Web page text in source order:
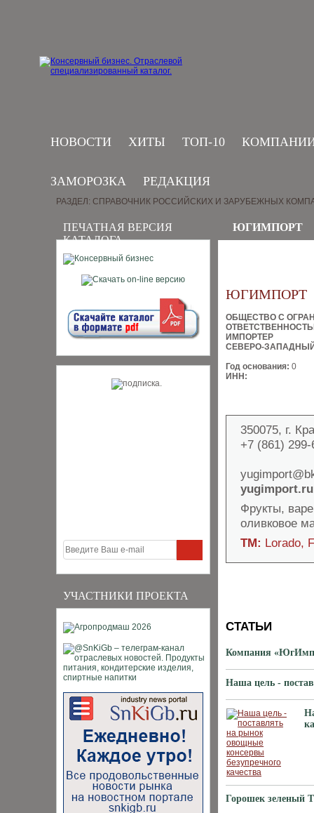
НОВОСТИ ХИТЫ ТОП-10
ЗАМОРОЗКА РЕДАКЦИЯ
ПЕЧАТНАЯ ВЕРСИЯ
КАТАЛОГА
УЧАСТНИКИ ПРОЕКТА
РАЗДЕЛ: СПРАВОЧНИК РОССИЙСКИХ И ЗАРУБЕЖНЫХ
ЮГИМПОРТ
ЮГИМПОРТ
ОБЩЕСТВО С
ИМПОРТЕР
СЕВЕРО-
Год основания: 0
ИНН:
350075, г.
+7 (861)
yugimport.ru
Фрукты,
оливковое
ТМ: Lorado,
СТАТЬИ
Компания
Наша цель -
Горошек зеленый